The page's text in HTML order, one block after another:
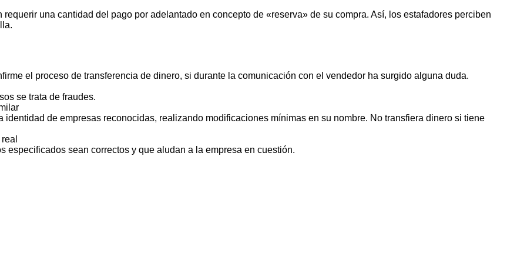
una cantidad del pago por adelantado en concepto de «reserva» de su compra. Así, los estafadores perciben
el proceso de transferencia de dinero, si durante la comunicación con el vendedor ha surgido alguna duda.
se trata de fraudes.
de empresas reconocidas, realizando modificaciones mínimas en su nombre. No transfiera dinero si tiene
especificados sean correctos y que aludan a la empresa en cuestión.